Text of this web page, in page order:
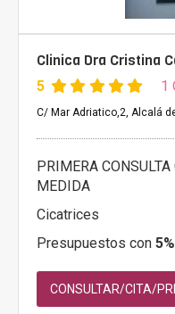
Clinica Dra Cristina
5 1
C/ Mar Adriatico,2, Alcalá
PRIMERA
MEDIDA
Cicatrices
Presupuestos con
CONSULTAR/CITA/